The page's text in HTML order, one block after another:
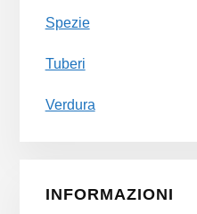
Spezie
Tuberi
Verdura
INFORMAZIONI